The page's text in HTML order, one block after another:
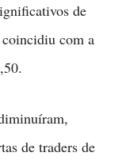
de
com a
de traders de